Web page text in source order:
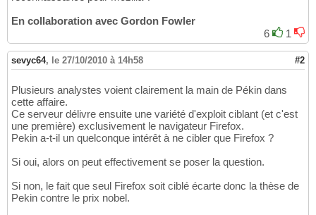
En collaboration avec Gordon Fowler
6
1
sevyc64, le 27/10/2010 à 14h58 #2
Plusieurs analystes voient clairement la main de Pékin dans
cette affaire.
Ce serveur délivre ensuite une variété d'exploit ciblant (et c'est
une première) exclusivement le navigateur Firefox.
Pekin a-t-il un quelconque intérêt à ne cibler que Firefox ?
Si oui, alors on peut effectivement se poser la question.
Si non, le fait que seul Firefox soit ciblé écarte donc la thèse de
Pekin contre le prix nobel.